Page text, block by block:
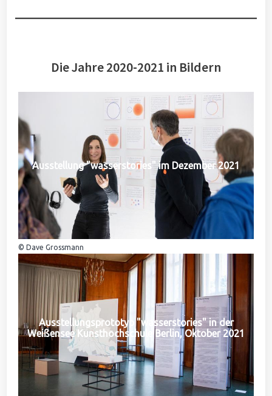
Die Jahre 2020-2021 in Bildern
Ausstellung "wasserstories" im Dezember 2021
© Dave Grossmann
Ausstellungsprototyp "wasserstories" in der
Weißensee Kunsthochschule Berlin, Oktober 2021